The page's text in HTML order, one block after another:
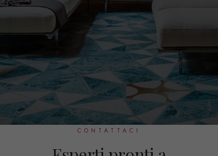
CONTATTACI